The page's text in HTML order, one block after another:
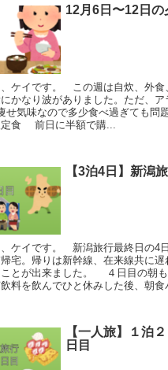
12月6日〜12日
ケイです。 この週は自炊、外食
かなり波がありました。ただ、
せ気味なので多少食べ過ぎても問
食 前日に半額で購...
【3泊4日】新潟
ケイです。 新潟旅行最終日の4
宅。帰りは新幹線、在来線共に
ことが出来ました。 ４日目の朝
料を飲んでひと休みした後、朝食
【一人旅】１泊
日目